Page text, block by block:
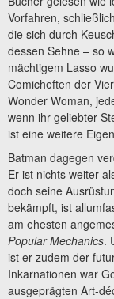
Vorfahren,
die sich durch
dessen Sehne – so
mächtigem Lasso
Comicheften der
Wonder Woman,
wenn ihr geliebter
ist eine weitere
Batman dagegen
Er ist nichts weiter
doch seine
bekämpft, ist
am ehesten
Popular Mechanics.
ist er zudem der
Inkarnationen war
ausgeprägten Art-